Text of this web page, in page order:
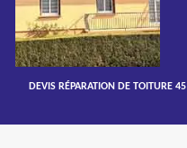
DEVIS RÉPARATION DE TOITURE 45